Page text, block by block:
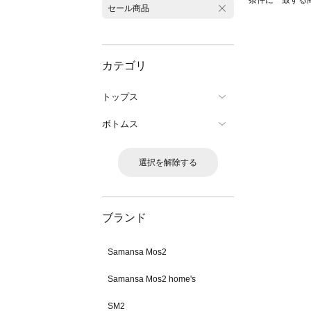
セール商品
カテゴリ
トップス
ボトムス
選択を解除する
ブランド
Samansa Mos2
Samansa Mos2 home's
SM2